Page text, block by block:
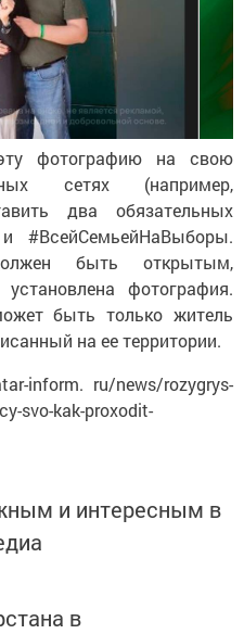
фотографию на свою
сетях (например,
два обязательных
#ВсейСемьейНаВыборы.
быть открытым,
фотография.
быть только житель
на ее территории.
inform. ru/news/rozygrys-
svo-kak-proxodit-
и интересным в
в